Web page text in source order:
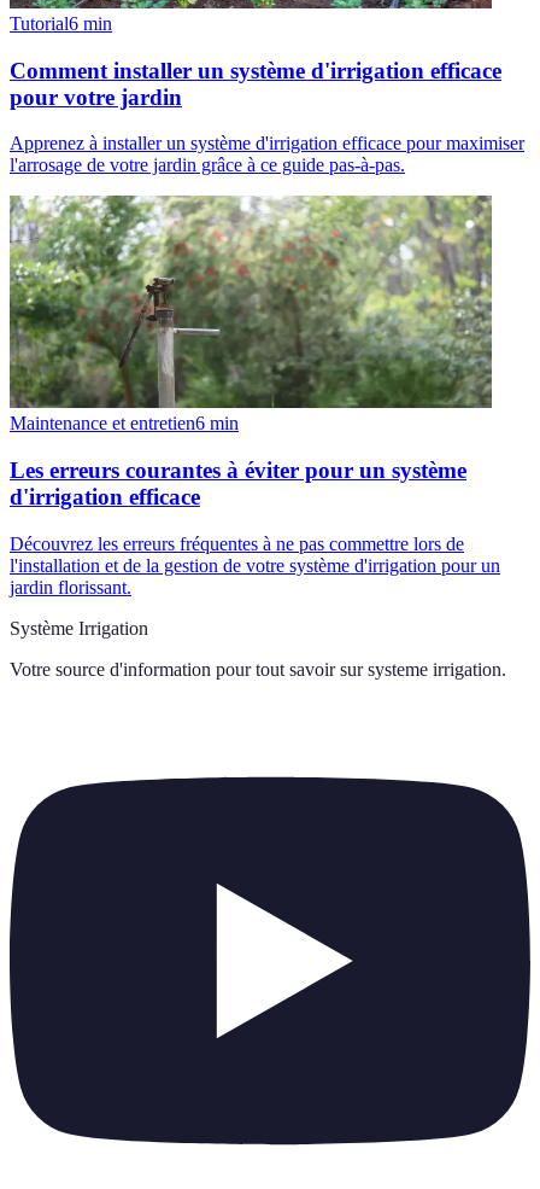
Tutorial6 min
Comment installer un système d'irrigation efficace
pour votre jardin
Apprenez à installer un système d'irrigation efficace pour maximiser
l'arrosage de votre jardin grâce à ce guide pas-à-pas.
Maintenance et entretien6 min
Les erreurs courantes à éviter pour un système
d'irrigation efficace
Découvrez les erreurs fréquentes à ne pas commettre lors de
l'installation et de la gestion de votre système d'irrigation pour un
jardin florissant.
Système Irrigation
Votre source d'information pour tout savoir sur systeme irrigation.